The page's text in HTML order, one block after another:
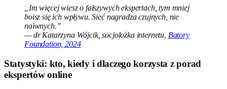
„Im więcej wiesz o fałszywych ekspertach, tym mniej
boisz się ich wpływu. Sieć nagradza czujnych, nie
naiwnych.”
— dr Katarzyna Wójcik, socjolożka internetu, Batory
Foundation, 2024
Statystyki: kto, kiedy i dlaczego korzysta z porad
ekspertów online